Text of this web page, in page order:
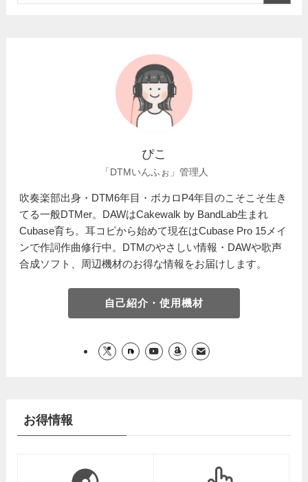
ぴこ
「DTMいんふぉ」管理人
吹奏楽部出身・DTM6年目・ボカロP4年目のこそこそ生き
てる一般DTMer。DAWはCakewalk by BandLab生まれ
Cubase育ち。耳コピから始めて現在はCubase Pro 15メイ
ンで作詞作曲修行中。DTMのやさしい情報・DAWや歌声
合成ソフト、周辺機材のお得な情報をお届けします。
自己紹介・使用機材
お得情報